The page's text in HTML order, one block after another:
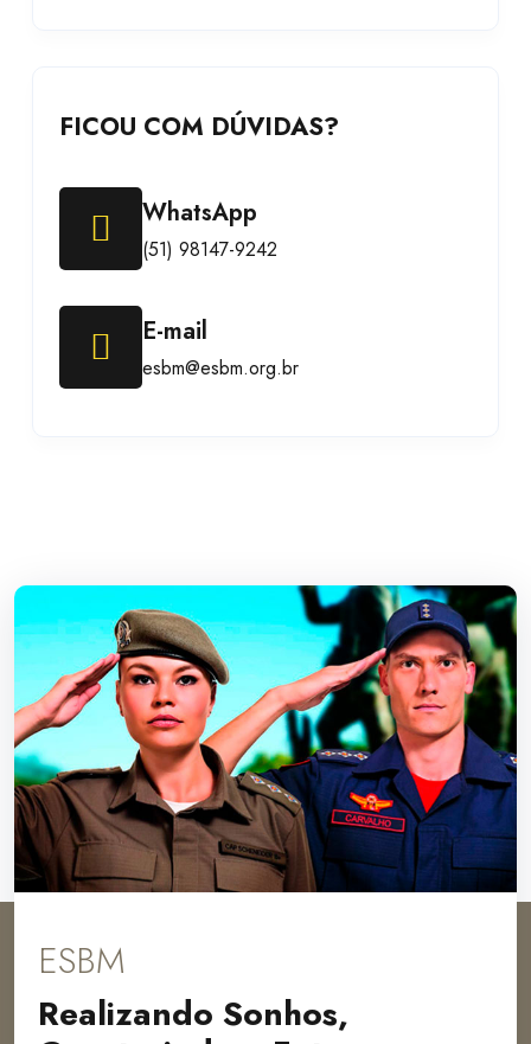
FICOU COM DÚVIDAS?
WhatsApp
(51) 98147-9242
E-mail
esbm@esbm.org.br
ESBM
Realizando Sonhos,